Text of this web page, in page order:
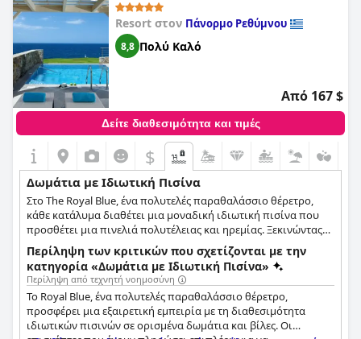
Resort στον Πάνορμο Ρεθύμνου
8,8 Πολύ Καλό
Από 167 $
Δείτε διαθεσιμότητα και τιμές
$
Δωμάτια με Ιδιωτική Πισίνα
Στο The Royal Blue, ένα πολυτελές παραθαλάσσιο θέρετρο,
κάθε κατάλυμα διαθέτει μια μοναδική ιδιωτική πισίνα που
προσθέτει μια πινελιά πολυτέλειας και ηρεμίας. Ξεκινώντας
από την Οικογενειακή Σουίτα, ο γενναιόδωρος χώρος των 55
τ.μ. είναι υπερυψωμένος με ιδιωτική πισίνα, προσφέροντας
ένα ακαταμάχητο χαρακτηριστικό για αξέχαστες
οικογενειακές στιγμές με θέα στη θάλασσα που κόβει την
ανάσα. Το Luxury Room, προσεκτικά διακοσμημένο και
εξοπλισμένο με τη δική του ιδιωτική πισίνα, προσφέρει όχι
μόνο υπέροχη εσωτερική διακόσμηση αλλά και μοναδική και
Περίληψη των κριτικών που σχετίζονται με την
κατηγορία «Δωμάτια με Ιδιωτική Πισίνα»
Περίληψη από τεχνητή νοημοσύνη
Το Royal Blue, ένα πολυτελές παραθαλάσσιο θέρετρο,
προσφέρει μια εξαιρετική εμπειρία με τη διαθεσιμότητα
ιδιωτικών πισινών σε ορισμένα δωμάτια και βίλες. Οι